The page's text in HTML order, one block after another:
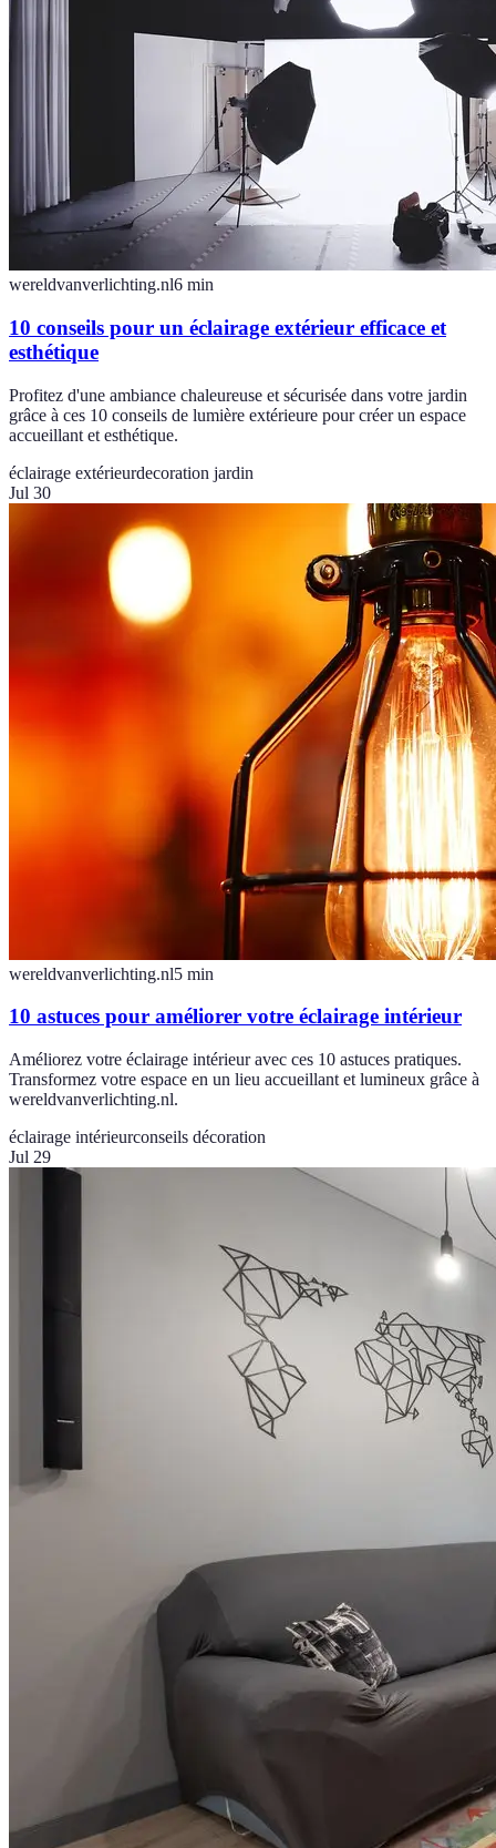
wereldvanverlichting.nl6 min
10 conseils pour un éclairage extérieur efficace et
esthétique
Profitez d'une ambiance chaleureuse et sécurisée dans votre jardin
grâce à ces 10 conseils de lumière extérieure pour créer un espace
accueillant et esthétique.
éclairage extérieurdecoration jardin
Jul 30
wereldvanverlichting.nl5 min
10 astuces pour améliorer votre éclairage intérieur
Améliorez votre éclairage intérieur avec ces 10 astuces pratiques.
Transformez votre espace en un lieu accueillant et lumineux grâce à
wereldvanverlichting.nl.
éclairage intérieurconseils décoration
Jul 29